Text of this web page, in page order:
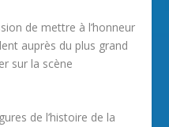
de mettre à l’honneur
auprès du plus grand
sur la scène
de l’histoire de la